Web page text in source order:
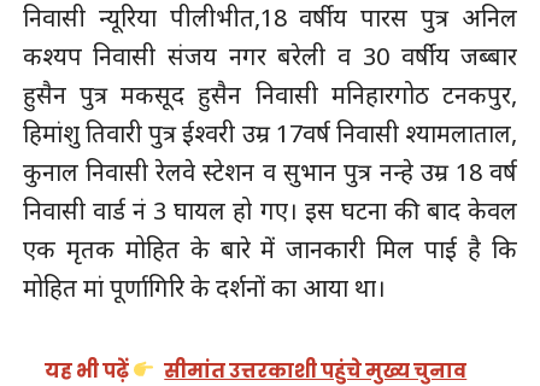
निवासी न्यूरिया पीलीभीत,18 वर्षीय पारस पुत्र अनिल
कश्यप निवासी संजय नगर बरेली व 30 वर्षीय जब्बार
हुसैन पुत्र मकसूद हुसैन निवासी मनिहारगोठ टनकपुर,
हिमांशु तिवारी पुत्र ईश्वरी उम्र 17वर्ष निवासी श्यामलाताल,
कुनाल निवासी रेलवे स्टेशन व सुभान पुत्र नन्हे उम्र 18 वर्ष
निवासी वार्ड नं 3 घायल हो गए। इस घटना की बाद केवल
एक मृतक मोहित के बारे में जानकारी मिल पाई है कि
मोहित मां पूर्णागिरि के दर्शनों का आया था।
यह भी पढ़ें
सीमांत उत्तरकाशी पहुंचे मुख्य चुनाव